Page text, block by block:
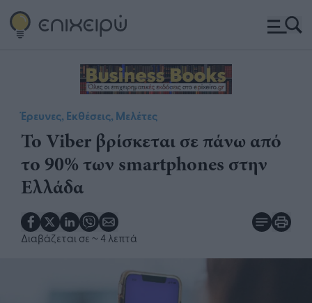
Έρευνες, Εκθέσεις, Μελέτες
Το Viber βρίσκεται σε πάνω από
το 90% των smartphones στην
Ελλάδα
Διαβάζεται σε ~ 4 λεπτά